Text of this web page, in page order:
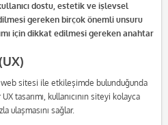
dostu, estetik ve işlevsel
gereken birçok önemli unsuru
için dikkat edilmesi gereken anahtar
web sitesi ile etkileşimde bulunduğunda
tasarımı, kullanıcının siteyi kolayca
ulaşmasını sağlar.